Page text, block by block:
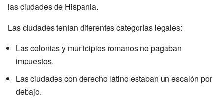
las ciudades de Hispania.
Las ciudades tenían diferentes categorías legales:
Las colonias y municipios romanos no pagaban
impuestos.
Las ciudades con derecho latino estaban un escalón por
debajo.